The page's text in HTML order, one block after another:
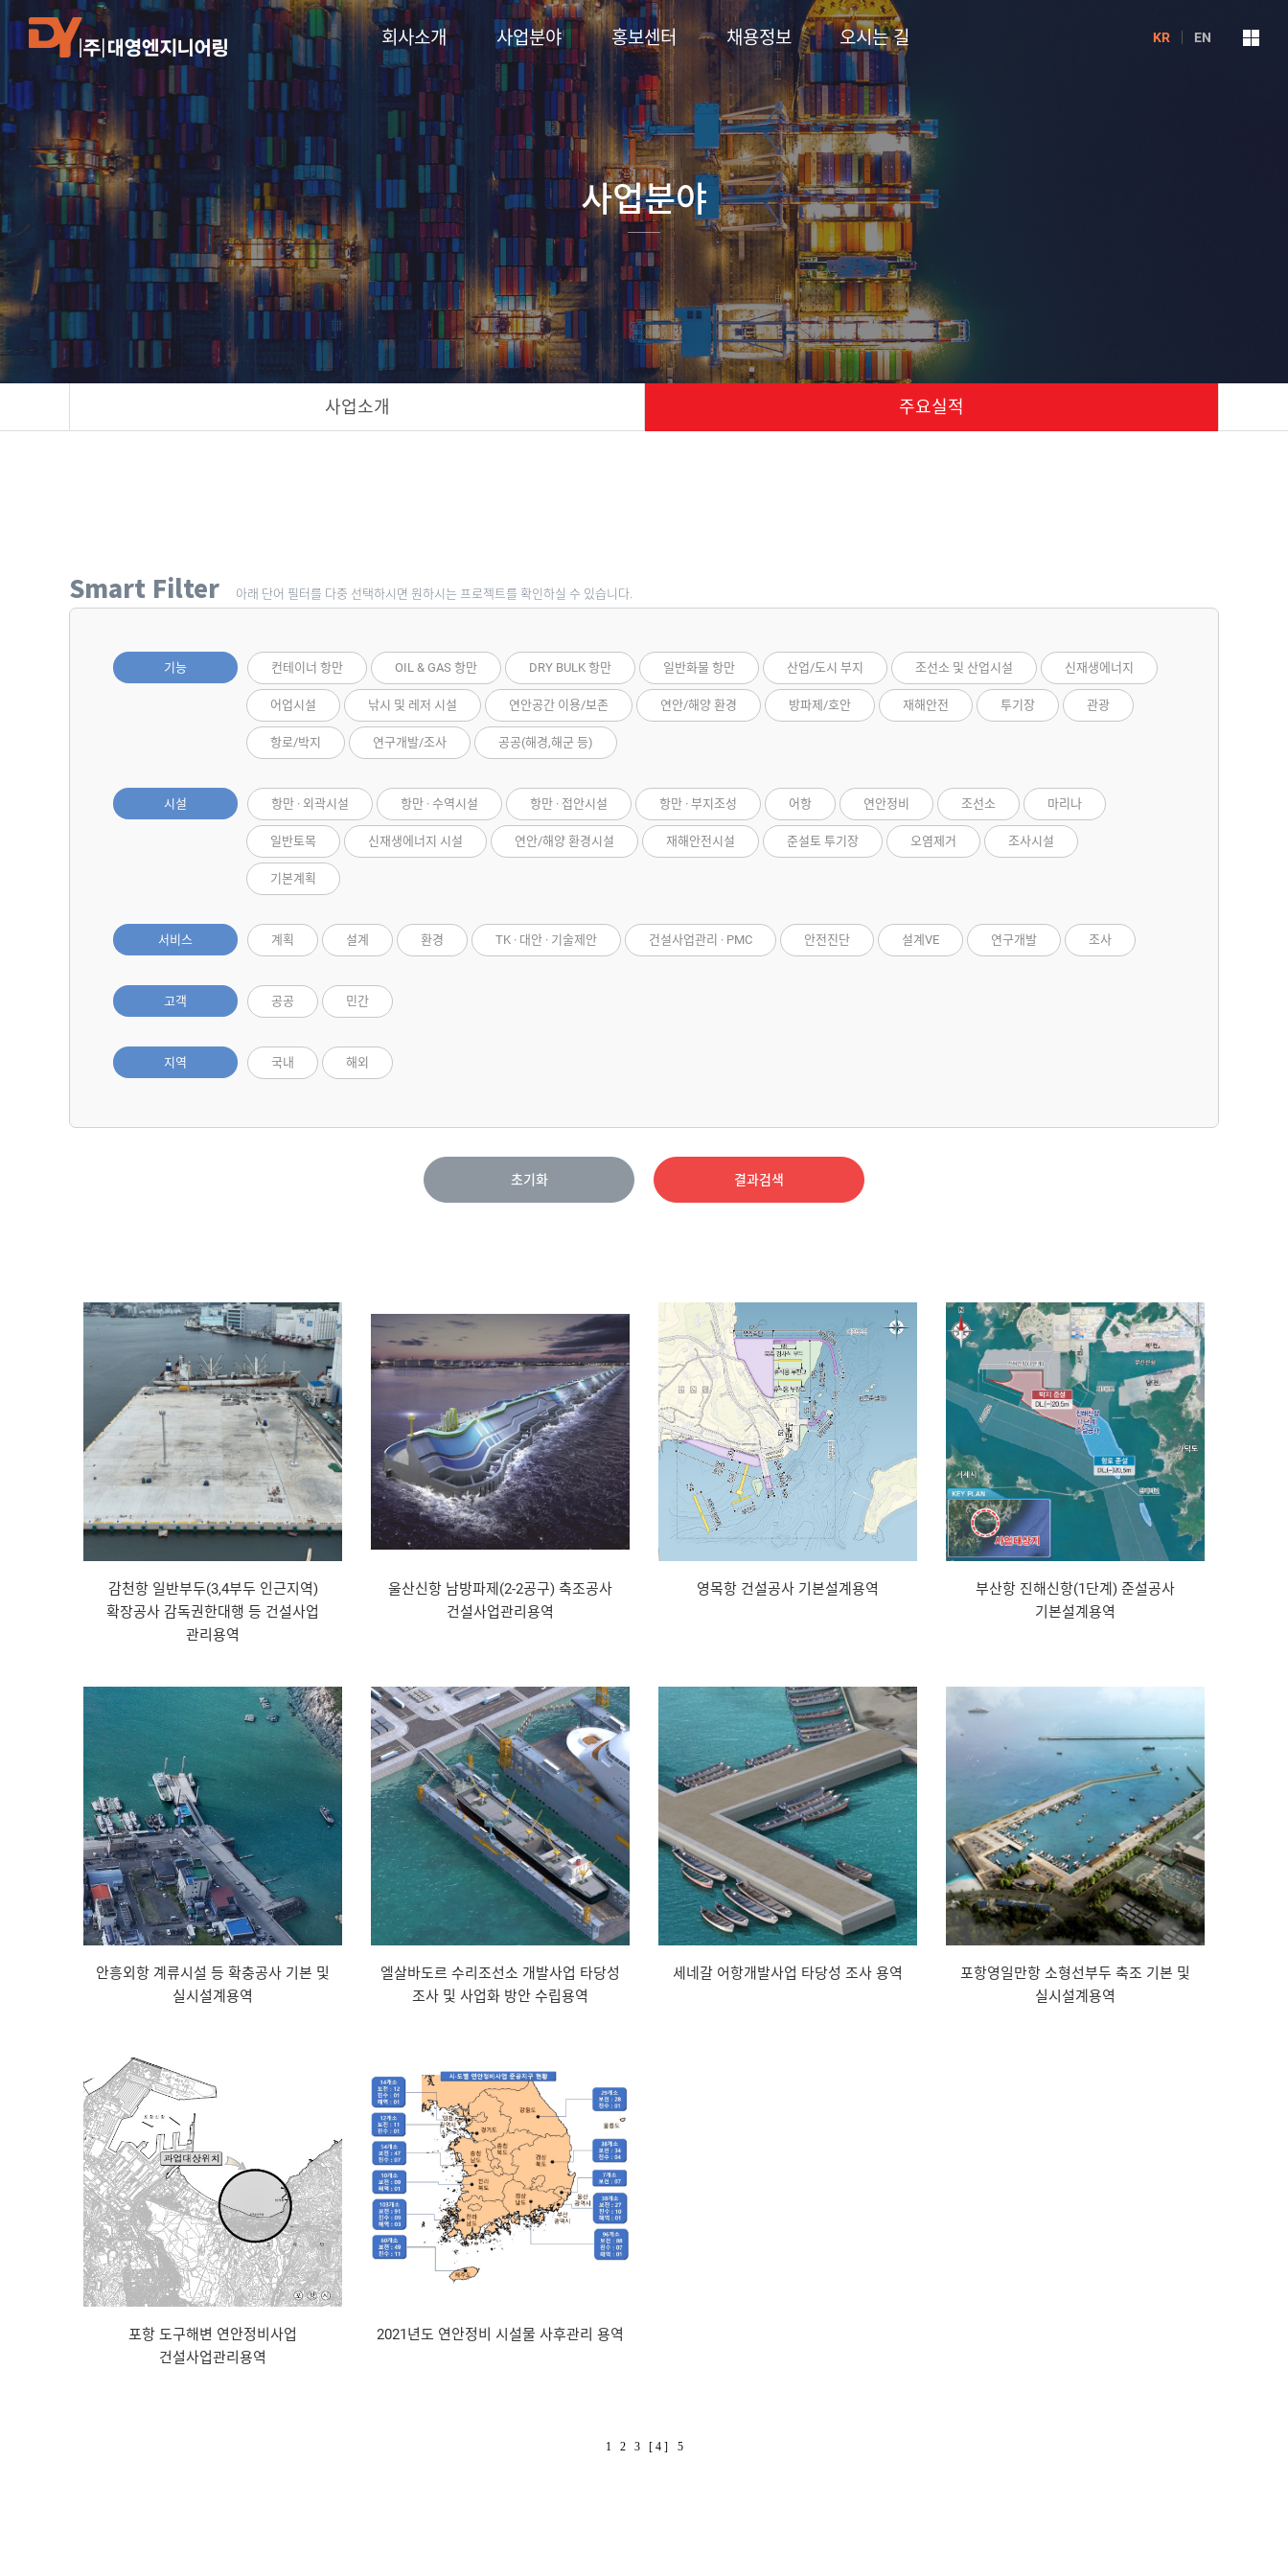
회사소개 사업분야 홍보센터 채용정보 오시는 길 KR EN
사업소개 주요실적
사업분야
Smart Filter 아래 단어 필터를 다중 선택하시면 원하시는 프로젝트를 확인하실 수 있습니다.
기능 컨테이너 항만 OIL & GAS 항만 DRY BULK 항만 일반화물 항만 산업/도시 부지 조선소 및 산업시설 신재생에너지
어업시설 낚시 및 레저 시설 연안공간 이용/보존 연안/해양 환경 방파제/호안 재해안전 투기장 관광
항로/박지 연구개발/조사 공공(해경,해군 등)
시설 항만 · 외곽시설 항만 · 수역시설 항만 · 접안시설 항만 · 부지조성 어항 연안정비 조선소 마리나
일반토목 신재생에너지 시설 연안/해양 환경시설 재해안전시설 준설토 투기장 오염제거 조사시설
기본계획
서비스 계획 설계 환경 TK · 대안 · 기술제안 건설사업관리 · PMC 안전진단 설계VE 연구개발 조사
고객 공공 민간
지역 국내 해외
감천항 일반부두(3,4부두 인근지역)
확장공사 감독권한대행 등 건설사업
관리용역
울산신항 남방파제(2-2공구) 축조공사
건설사업관리용역
영목항 건설공사 기본설계용역
부산항 진해신항(1단계) 준설공사
기본설계용역
안흥외항 계류시설 등 확충공사 기본 및
실시설계용역
엘살바도르 수리조선소 개발사업 타당성
조사 및 사업화 방안 수립용역
세네갈 어항개발사업 타당성 조사 용역
포항영일만항 소형선부두 축조 기본 및
실시설계용역
포항 도구해변 연안정비사업
건설사업관리용역
2021년도 연안정비 시설물 사후관리 용역
1 2 3 [ 4 ] 5